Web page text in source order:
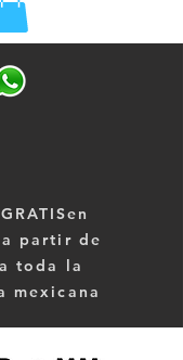
GRATISen
a partir de
toda la
mexicana